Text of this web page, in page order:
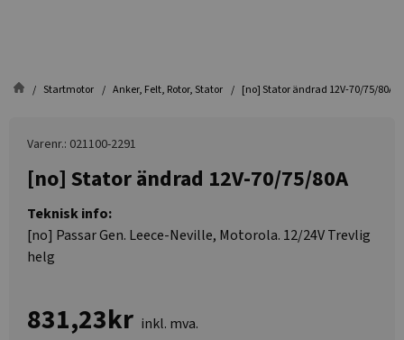
Startmotor Anker, Felt, Rotor, Stator [no] Stator ändrad 12V-70/75/80A
Varenr.: 021100-2291
[no] Stator ändrad 12V-70/75/80A
Teknisk info:
[no] Passar Gen. Leece-Neville, Motorola. 12/24V Trevlig
helg
831,23kr inkl. mva.